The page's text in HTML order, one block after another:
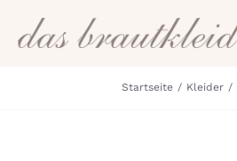
Inhalt
Startseite Kleider